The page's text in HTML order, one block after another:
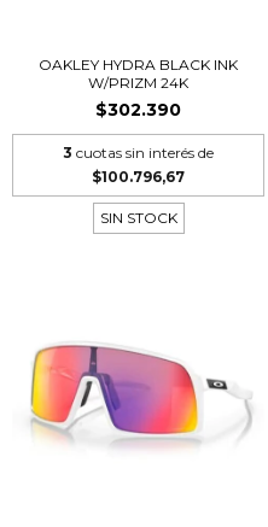
OAKLEY HYDRA BLACK INK
W/PRIZM 24K
$302.390
3 cuotas sin interés de
$100.796,67
SIN STOCK